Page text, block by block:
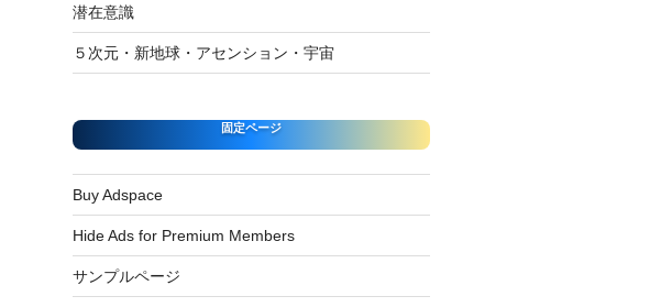
潜在意識
５次元・新地球・アセンション・宇宙
固定ページ
Buy Adspace
Hide Ads for Premium Members
サンプルページ